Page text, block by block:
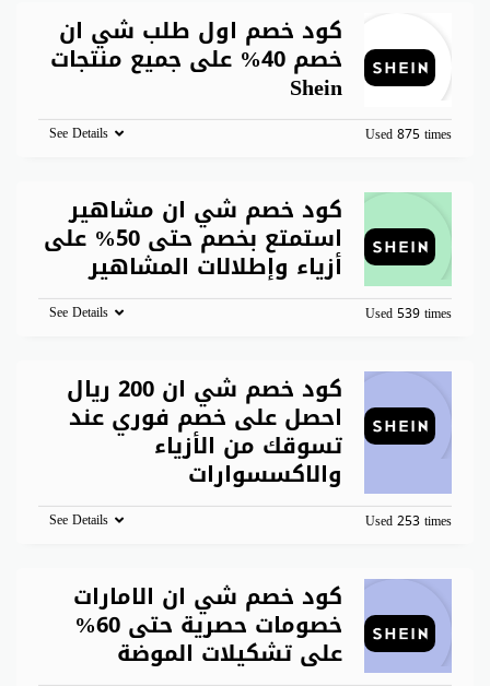
كود خصم اول طلب شي ان
خصم 40% على جميع منتجات
Shein
Used 875 times
See Details
كود خصم شي ان مشاهير
استمتع بخصم حتى 50% على
أزياء وإطلالات المشاهير
Used 539 times
See Details
كود خصم شي ان 200 ريال
احصل على خصم فوري عند
تسوقك من الأزياء
والاكسسوارات
Used 253 times
See Details
كود خصم شي ان الامارات
خصومات حصرية حتى 60%
على تشكيلات الموضة